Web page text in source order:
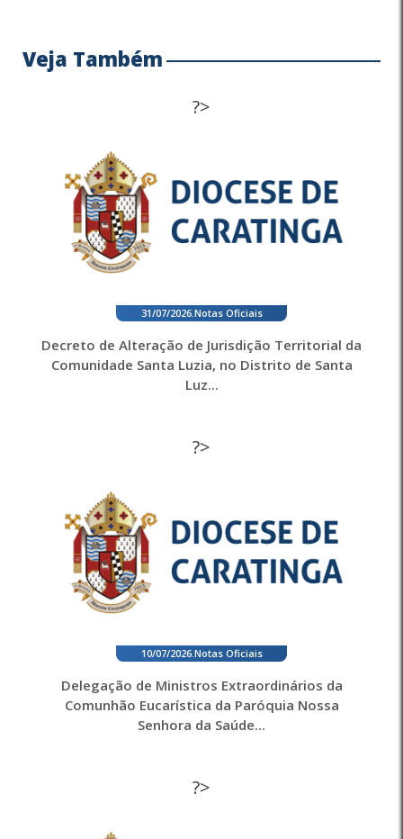
Veja Também
?>
31/07/2026. Notas Oficiais
Decreto de Alteração de Jurisdição Territorial da
Comunidade Santa Luzia, no Distrito de Santa
Luz...
?>
10/07/2026. Notas Oficiais
Delegação de Ministros Extraordinários da
Comunhão Eucarística da Paróquia Nossa
Senhora da Saúde...
?>